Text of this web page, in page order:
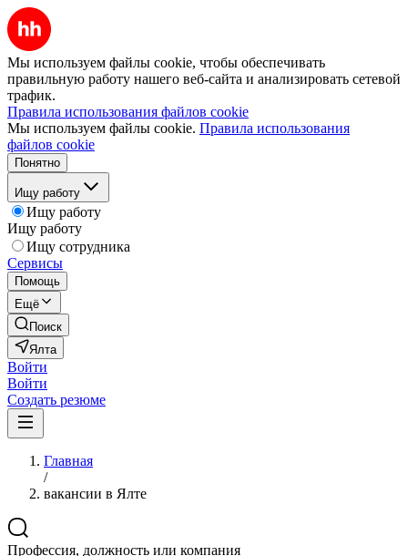
Мы используем файлы cookie, чтобы обеспечивать
правильную работу нашего веб-сайта и анализировать сетевой
трафик.
Правила использования файлов cookie
Мы используем файлы cookie. Правила использования
файлов cookie
Понятно
Ищу работу
Ищу работу
Ищу работу
Ищу сотрудника
Сервисы
Помощь
Ещё
Поиск
Ялта
Войти
Войти
Создать резюме
Главная
/
вакансии в Ялте
Профессия, должность или компания